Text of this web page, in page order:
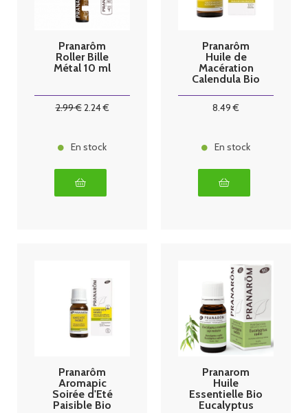
Pranarôm
Roller Bille
Métal 10 ml
2.99€2.24€
En stock
Pranarôm
Huile de
Macération
Calendula Bio
8.49 €
En stock
Pranarôm
Aromapic
Soirée d'Eté
Paisible Bio
Pranarom
Huile
Essentielle Bio
Eucalyptus